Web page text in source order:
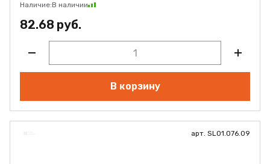
Наличие:В наличии
82.68 руб.
В корзину
арт. SL01.076.09